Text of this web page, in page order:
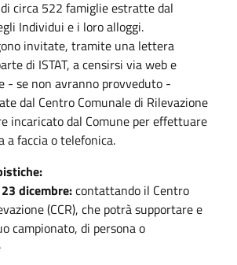
circa 522 famiglie estratte dal
Individui e i loro alloggi.
invitate, tramite una lettera
di ISTAT, a censirsi via web e
- se non avranno provveduto -
dal Centro Comunale di Rilevazione
incaricato dal Comune per effettuare
a faccia o telefonica.
dicembre:contattando il Centro
(CCR), che potrà supportare e
campionato, di persona o